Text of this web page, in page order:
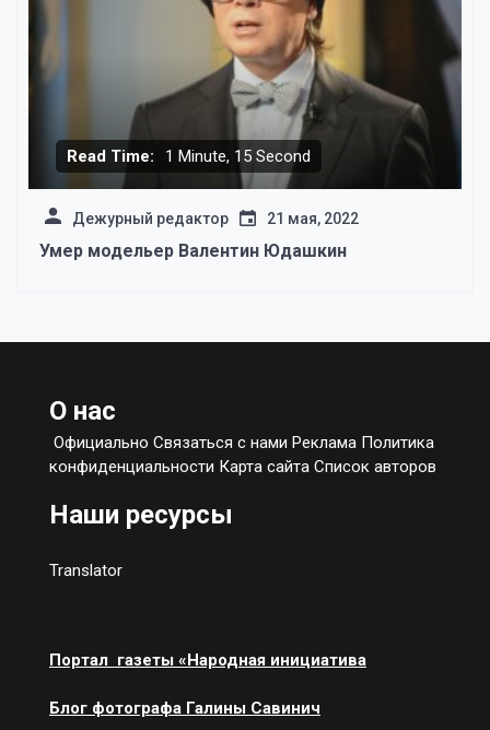
Read Time: 1 Minute, 15 Second
Дежурный редактор 21 мая, 2022
Умер модельер Валентин Юдашкин
О нас
Официально Связаться с нами Реклама Политика
конфиденциальности Карта сайта Список авторов
Наши ресурсы
Translator
Портал газеты «Народная инициатива
Блог фотографа Галины Савинич